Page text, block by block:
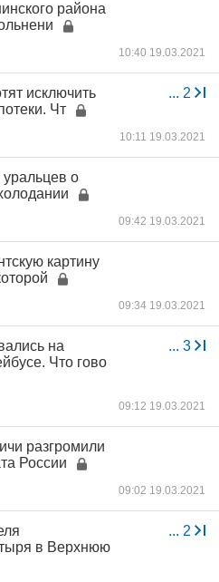
района
10:40 19.03.2021
... 2
исключить
Чт
10:11 19.03.2021
о
09:42 19.03.2021
картину
09:34 19.03.2021
... 3
на
Что гово
09:12 19.03.2021
разгромили
России
09:02 19.03.2021
... 2
в Верхнюю